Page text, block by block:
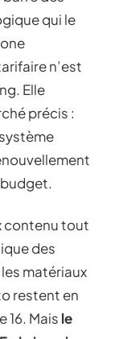
qui le
n’est
Elle
précis :
contenu tout
des
matériaux
restent en
16. Mais le